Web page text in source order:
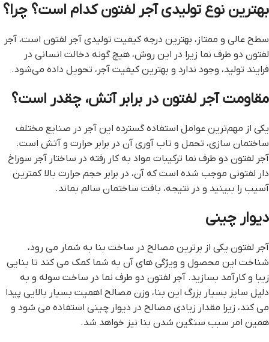
بهترین نوع تولیدی آجر لفتون کدام است؟ چرا؟
سطح عالی و ممتاز، بهترین درجه کیفیت تولیدی آجر لفتون است، آجر
لفتون دو طرف نما زیرا در این روش، هیچ گونه دخالت انسانی در
فرایند تولید، وجود ندارد و بهترین کیفیت آجر، تحویل داده می‌شود.
مقاومت آجر لفتون در برابر آتش، چقدر است؟
یکی از مهم‌ترین عوامل استفاده گسترده این آجر در صنایع مختلف
ساختمان سازی، تحمل و تاب آوری آن در برابر حرارت و آتش است.
آجر لفتون دو طرف نما ترکیبات مواد به کار رفته در ساختار آجر سوراخ
دار لفتونی موجب شده است که آن، در برابر حجم حرارت بالا کمترین
آسیب را ببینید و در نتیجه، بافت ساختمان سالم بماند.
دیوار چینی
آجر لفتون یکی از برترین مصالح در ساخت بنا به شمار می رود،
شناخت این محصول و ویژگی های آن به شما کمک می کند تا بنایی
زیبا و کارآمد بسازید. آجر لفتون دو طرف نما در ساخت سوله و به
دلیل سایز بسیار بزرگ این بنا، وزن مصالح اهمیت بسیار بالایی پیدا
می کند، زیرا مقدار زیادی مصالح در دیوار چینی استفاده می شود و
همین امر سبب سنگین شدن بنا نیز خواهد شد.